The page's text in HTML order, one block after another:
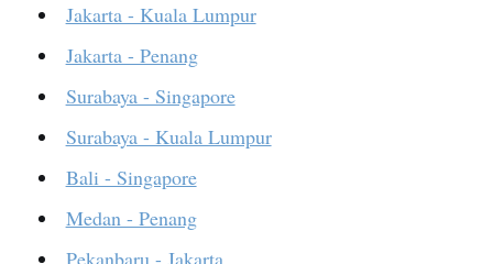
Jakarta - Kuala Lumpur
Jakarta - Penang
Surabaya - Singapore
Surabaya - Kuala Lumpur
Bali - Singapore
Medan - Penang